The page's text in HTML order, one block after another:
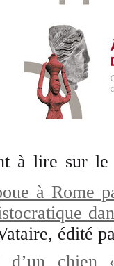
à lire sur le
à Rome
édité
d’un chien